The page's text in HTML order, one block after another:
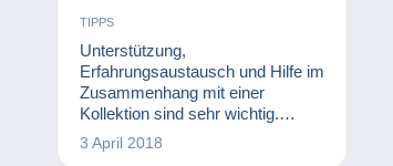
zusammen!
TIPPS
Unterstützung,
Erfahrungsaustausch und Hilfe im
Zusammenhang mit einer
Kollektion sind sehr wichtig.
Wenn Sie beispielsweise in einem
Verband tätig sind, werden Sie
3 April 2018